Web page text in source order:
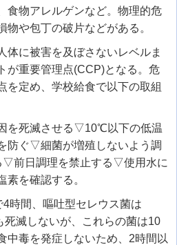
食物アレルゲンなど。物理的危
や包丁の破片などがある。
体に被害を及ぼさないレベルま
が重要管理点(CCP)となる。危
を定め、学校給食で以下の取組
を死滅させる▽10℃以下の低温
防ぐ▽細菌が増殖しないよう調
▽前日調理を禁止する▽使用水に
素を確認する。
4時間、嘔吐型セレウス菌は
死滅しないが、これらの菌は10
毒を発症しないため、 2時間以